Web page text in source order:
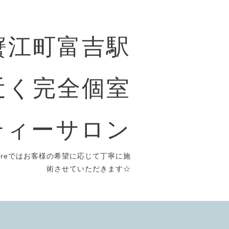
町富吉駅
く完全個室
ーサロン
ではお客様の希望に応じて丁寧に施
術させていただきます☆